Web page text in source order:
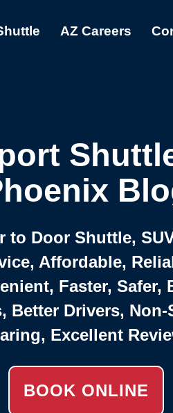
AZ Careers
to Door Shuttle,
Affordable,
Faster, Safer,
Better Drivers, Non-
Excellent
BOOK ONLINE